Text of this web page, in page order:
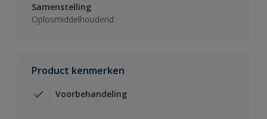
Samenstelling
Oplosmiddelhoudend
Product kenmerken
Voorbehandeling